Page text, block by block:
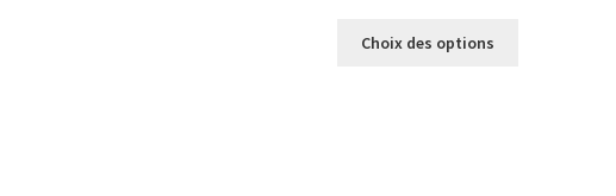
Choix des options